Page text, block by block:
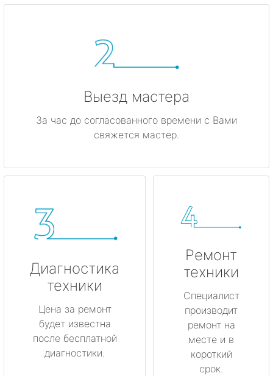
Выезд мастера
За час до согласованного времени с Вами
свяжется мастер.
Диагностика
техники
Цена за ремонт
будет известна
после бесплатной
диагностики.
Ремонт
техники
Специалист
производит
ремонт на
месте и в
короткий
срок.